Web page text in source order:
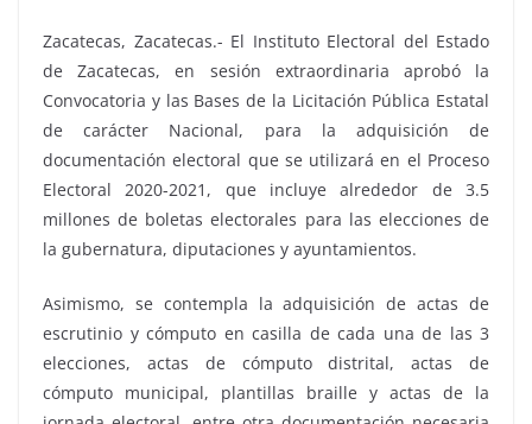
Zacatecas, Zacatecas.- El Instituto Electoral del Estado
de Zacatecas, en sesión extraordinaria aprobó la
Convocatoria y las Bases de la Licitación Pública Estatal
de carácter Nacional, para la adquisición de
documentación electoral que se utilizará en el Proceso
Electoral 2020-2021, que incluye alrededor de 3.5
millones de boletas electorales para las elecciones de
la gubernatura, diputaciones y ayuntamientos.
Asimismo, se contempla la adquisición de actas de
escrutinio y cómputo en casilla de cada una de las 3
elecciones, actas de cómputo distrital, actas de
cómputo municipal, plantillas braille y actas de la